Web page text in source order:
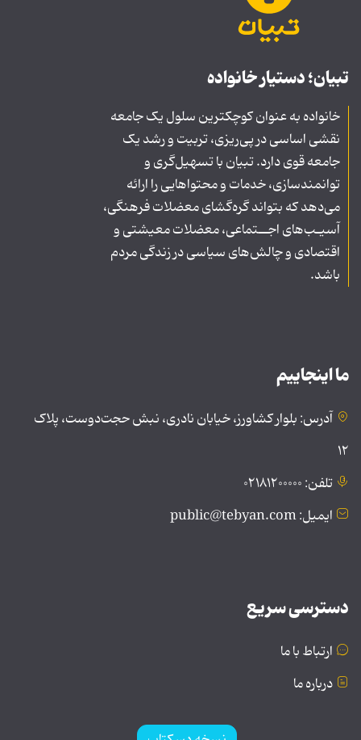
تبیان؛ دستیار خانواده
خانواده به عنوان کوچکترین سلول یک جامعه
نقشی اساسی در پی‌ریزی، تربیت و رشد یک
جامعه قوی دارد. تبیان با تسهیل‌گری و
توانمندسازی، خدمات و محتواهایی را ارائه
می‌دهد که بتواند گره‌گشای معضلات فرهنگی،
آسیـب‌های اجــتماعی، معضلات معیشتی و
اقتصادی و چالش‌های سیاسی در زندگی مردم
باشد.
ما اینجاییم
آدرس: بلوار کشاورز، خیابان نادری، نبش حجت‌دوست، پلاک
۱۲
تلفن: ۰۲۱۸۱۲۰۰۰۰۰
ایمیل: public@tebyan.com
دسترسی سریع
ارتباط با ما
درباره ما